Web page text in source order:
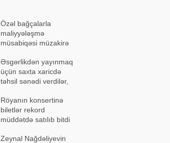
Özəl bağçalarla
maliyyələşmə
müsabiqəsi müzakirə
Əsgərlikdən yayınmaq
üçün saxta xaricdə
təhsil sənədi verdilər,
Röyanın konsertinə
biletlər rekord
müddətdə satılıb bitdi
Zeynal Nağdəliyevin